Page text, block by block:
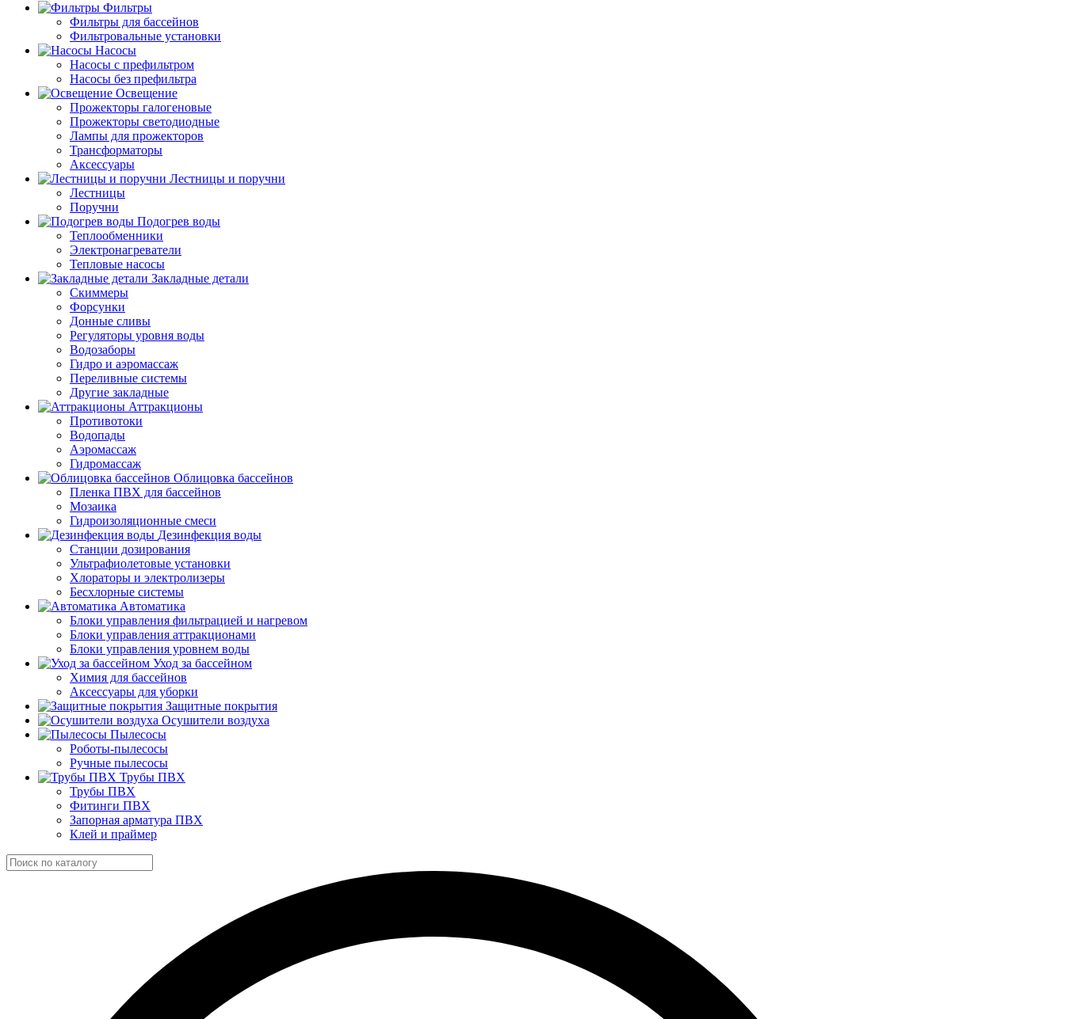
Фильтры
Фильтры для бассейнов
Фильтровальные установки
Насосы
Насосы с префильтром
Насосы без префильтра
Освещение
Прожекторы галогеновые
Прожекторы светодиодные
Лампы для прожекторов
Трансформаторы
Аксессуары
Лестницы и поручни
Лестницы
Поручни
Подогрев воды
Теплообменники
Электронагреватели
Тепловые насосы
Закладные детали
Скиммеры
Форсунки
Донные сливы
Регуляторы уровня воды
Водозаборы
Гидро и аэромассаж
Переливные системы
Другие закладные
Аттракционы
Противотоки
Водопады
Аэромассаж
Гидромассаж
Облицовка бассейнов
Пленка ПВХ для бассейнов
Мозаика
Гидроизоляционные смеси
Дезинфекция воды
Станции дозирования
Ультрафиолетовые установки
Хлораторы и электролизеры
Бесхлорные системы
Автоматика
Блоки управления фильтрацией и нагревом
Блоки управления аттракционами
Блоки управления уровнем воды
Уход за бассейном
Химия для бассейнов
Аксессуары для уборки
Защитные покрытия
Осушители воздуха
Пылесосы
Роботы-пылесосы
Ручные пылесосы
Трубы ПВХ
Трубы ПВХ
Фитинги ПВХ
Запорная арматура ПВХ
Клей и праймер